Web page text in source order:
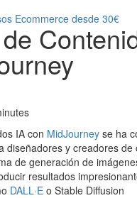
Ecommerce desde 30€
IA con MidJourney se ha
diseñadores y creadores de
de generación de
resultados
DALL·E o Stable Diffusion